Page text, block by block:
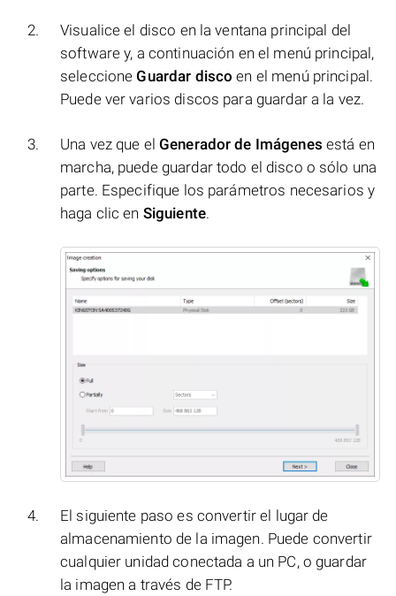
Visualice el disco en la ventana principal del
software y, a continuación en el menú principal,
seleccioneGuardar disco en el menú principal.
Puede ver varios discos para guardar a la vez.
Una vez que el Generador de Imágenes está en
marcha, puede guardar todo el disco o sólo una
parte. Especifique los parámetros necesarios y
haga clic en Siguiente.
El siguiente paso es convertir el lugar de
almacenamiento de la imagen. Puede convertir
cualquier unidad conectada a un PC, o guardar
la imagen a través de FTP.